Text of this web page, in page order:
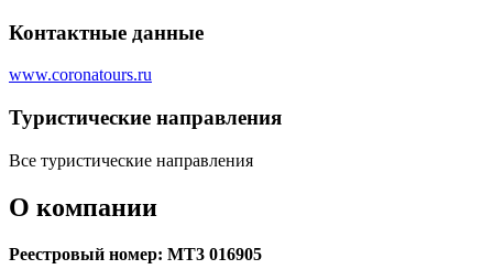
Контактные данные
www.coronatours.ru
Туристическиe направления
Все туристические направления
О компании
Реестровый номер: МТ3 016905